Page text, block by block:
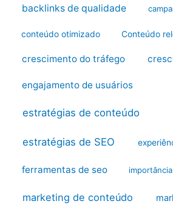
backlinks de qualidade
conteúdo otimizado Conteúdo
crescimento do tráfego
engajamento de usuários
estratégias de conteúdo
estratégias de SEO
ferramentas de seo
marketing de conteúdo